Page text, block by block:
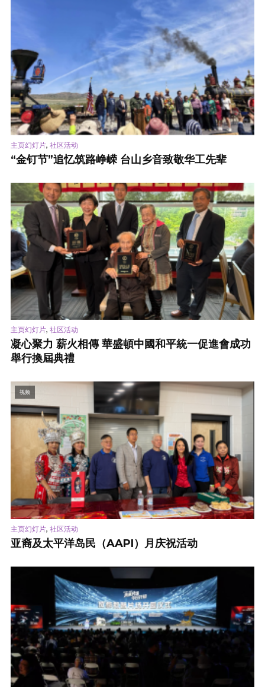
主页幻灯片, 社区活动
“金钉节”追忆筑路峥嵘 台山乡音致敬华工先辈
主页幻灯片, 社区活动
凝心聚力 薪火相傳 華盛頓中國和平統一促進會成功
舉行換屆典禮
视频
主页幻灯片, 社区活动
亚裔及太平洋岛民（AAPI）月庆祝活动